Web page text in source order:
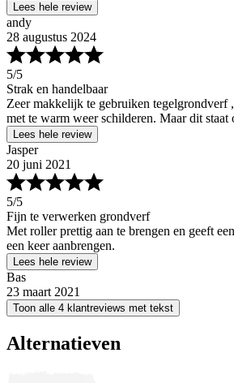
Lees hele review
andy
28 augustus 2024
5/5
Strak en handelbaar
Zeer makkelijk te gebruiken
met te warm weer schilderen. Maar dit staat
Lees hele review
Jasper
20 juni 2021
5/5
Fijn te verwerken grondverf
Met roller prettig aan te brengen en geeft
een keer aanbrengen.
Lees hele review
Bas
23 maart 2021
Toon alle 4 klantreviews met tekst
Alternatieven